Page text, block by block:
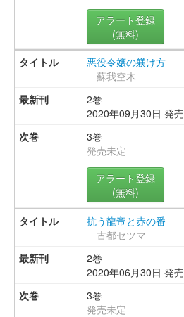
アラート登録
(無料)
悪役令嬢の躾け方
蘇我空木
2巻
2020年09月30日 発売
3巻
発売未定
アラート登録
(無料)
抗う龍帝と赤の番
古都セツマ
2巻
2020年06月30日 発売
3巻
発売未定